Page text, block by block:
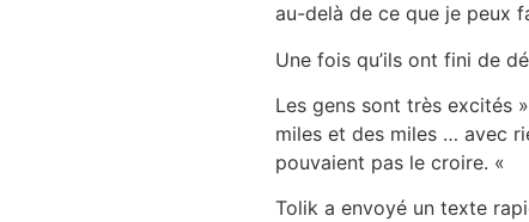
au-delà de ce que je peux
Une fois qu’ils ont fini de
Les gens sont très excités
miles et des miles … avec
pouvaient pas le croire. «
Tolik a envoyé un texte